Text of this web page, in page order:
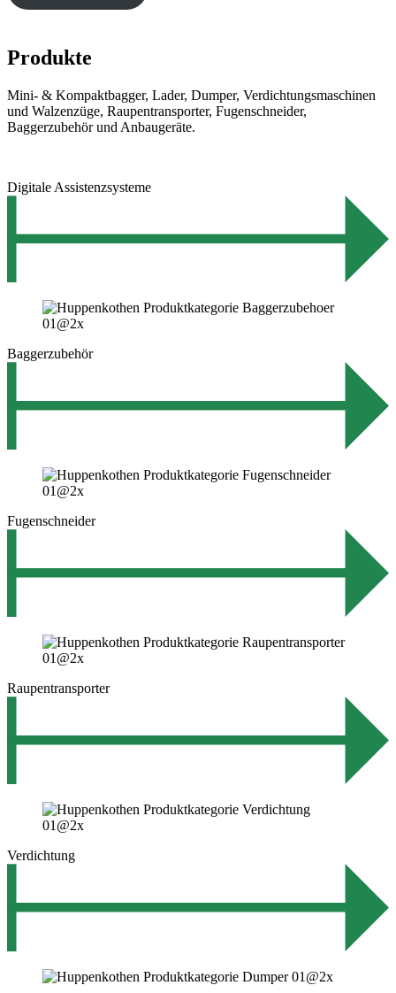
Produkte
Mini- & Kompaktbagger, Lader, Dumper, Verdichtungsmaschinen
und Walzenzüge, Raupentransporter, Fugenschneider,
Baggerzubehör und Anbaugeräte.
Digitale Assistenzsysteme
Baggerzubehör
Fugenschneider
Raupentransporter
Verdichtung